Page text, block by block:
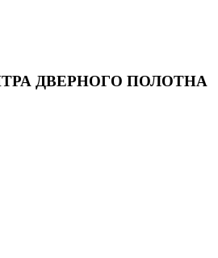
ДВЕРНОГО ПОЛОТНА